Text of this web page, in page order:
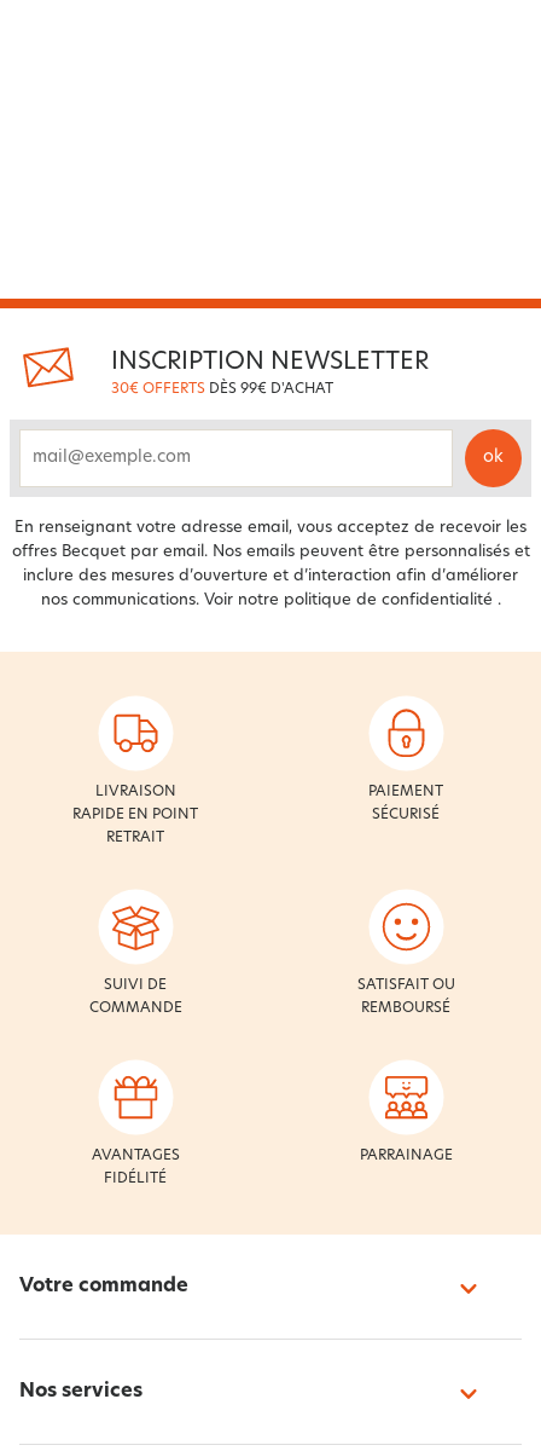
INSCRIPTION NEWSLETTER
30€ OFFERTS DÈS 99€ D'ACHAT
ok
En renseignant votre adresse email, vous acceptez de recevoir les
offres Becquet par email. Nos emails peuvent être personnalisés et
inclure des mesures d’ouverture et d’interaction afin d’améliorer
nos communications. Voir notre politique de confidentialité .
LIVRAISON
RAPIDE EN POINT
RETRAIT
PAIEMENT
SÉCURISÉ
SUIVI DE
COMMANDE
SATISFAIT OU
REMBOURSÉ
AVANTAGES
FIDÉLITÉ
PARRAINAGE
Votre commande
Nos services